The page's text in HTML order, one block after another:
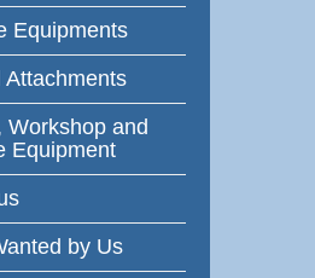
Equipments
Attachments
Workshop and
Equipment
by Us